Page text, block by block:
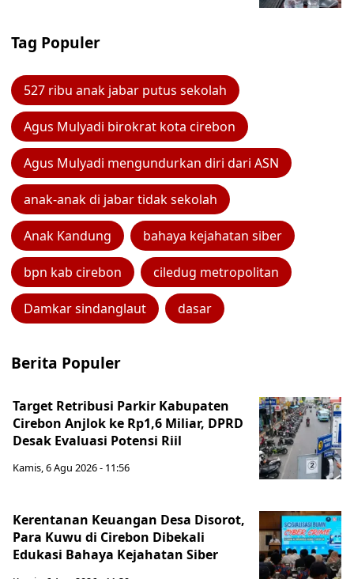
Tag Populer
527 ribu anak jabar putus sekolah
Agus Mulyadi birokrat kota cirebon
Agus Mulyadi mengundurkan diri dari ASN
anak-anak di jabar tidak sekolah
Anak Kandung bahaya kejahatan siber
bpn kab cirebon ciledug metropolitan
Damkar sindanglaut dasar
Berita Populer
Target Retribusi Parkir Kabupaten
Cirebon Anjlok ke Rp1,6 Miliar, DPRD
Desak Evaluasi Potensi Riil
Kamis, 6 Agu 2026 - 11:56
Kerentanan Keuangan Desa Disorot,
Para Kuwu di Cirebon Dibekali
Edukasi Bahaya Kejahatan Siber